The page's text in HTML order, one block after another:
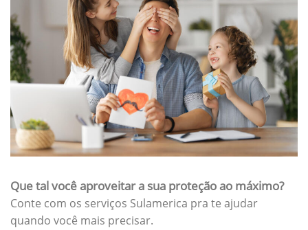
Que tal você aproveitar a sua proteção ao máximo?
Conte com os serviços Sulamerica pra te ajudar
quando você mais precisar.